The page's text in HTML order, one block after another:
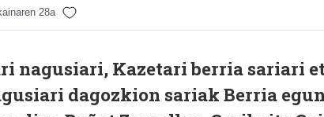
28a
nagusiari, Kazetari berria sariari
dagozkion sariak Berria